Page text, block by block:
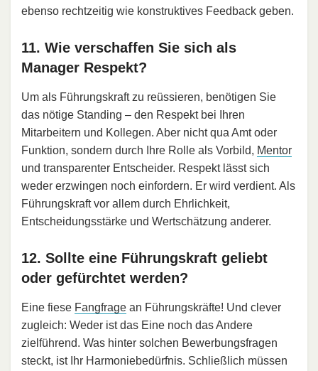
ebenso rechtzeitig wie konstruktives Feedback geben.
11. Wie verschaffen Sie sich als
Manager Respekt?
Um als Führungskraft zu reüssieren, benötigen Sie
das nötige Standing – den Respekt bei Ihren
Mitarbeitern und Kollegen. Aber nicht qua Amt oder
Funktion, sondern durch Ihre Rolle als Vorbild, Mentor
und transparenter Entscheider. Respekt lässt sich
weder erzwingen noch einfordern. Er wird verdient. Als
Führungskraft vor allem durch Ehrlichkeit,
Entscheidungsstärke und Wertschätzung anderer.
12. Sollte eine Führungskraft geliebt
oder gefürchtet werden?
Eine fiese Fangfrage an Führungskräfte! Und clever
zugleich: Weder ist das Eine noch das Andere
zielführend. Was hinter solchen Bewerbungsfragen
steckt, ist Ihr Harmoniebedürfnis. Schließlich müssen